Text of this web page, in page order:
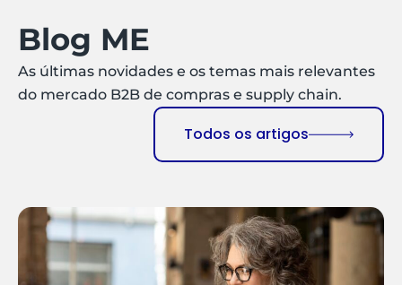
Blog ME
As últimas novidades e os temas mais relevantes
do mercado B2B de compras e supply chain.
Todos os artigos